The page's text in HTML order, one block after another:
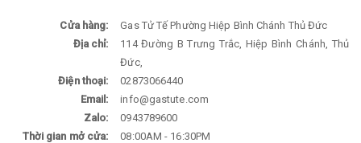
Cửa hàng:
Gas Tử Tế Phường Hiệp Bình Chánh Thủ Đức
Địa chỉ:
114 Đường B Trưng Trắc, Hiệp Bình Chánh, Thủ
Đức,
Điện thoại:
02873066440
Email:
info@gastute.com
Zalo:
0943789600
Thời gian mở cửa:
08:00AM - 16:30PM